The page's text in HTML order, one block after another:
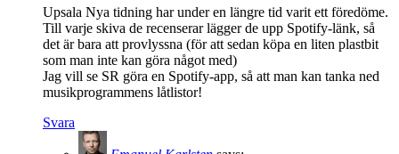
Upsala Nya tidning har under en längre tid varit ett föredöme.
Till varje skiva de recenserar lägger de upp Spotify-länk, så
det är bara att provlyssna (för att sedan köpa en liten plastbit
som man inte kan göra något med)
Jag vill se SR göra en Spotify-app, så att man kan tanka ned
musikprogrammens låtlistor!
Svara